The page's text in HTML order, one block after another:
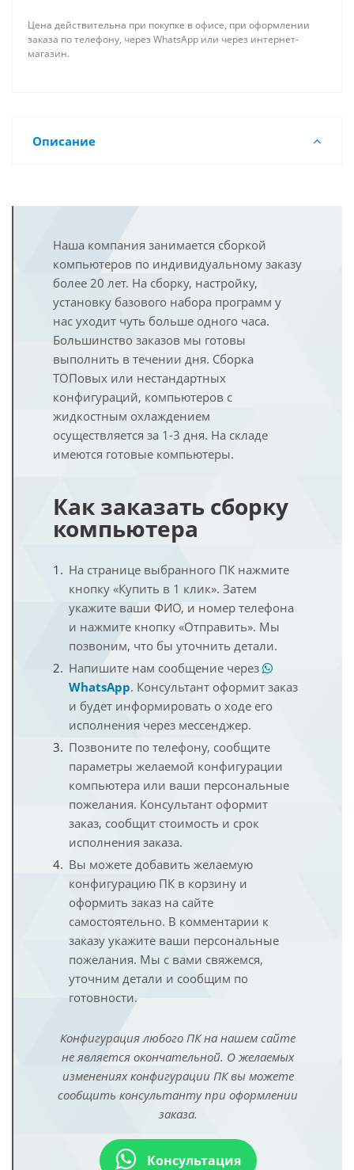
Цена действительна при покупке в офисе, при оформлении
заказа по телефону, через WhatsApp или через интернет-
магазин.
Описание
Наша компания занимается сборкой
компьютеров по индивидуальному заказу
более 20 лет. На сборку, настройку,
установку базового набора программ у
нас уходит чуть больше одного часа.
Большинство заказов мы готовы
выполнить в течении дня. Сборка
ТОПовых или нестандартных
конфигураций, компьютеров с
жидкостным охлаждением
осуществляется за 1-3 дня. На складе
имеются готовые компьютеры.
Как заказать сборку
компьютера
На странице выбранного ПК нажмите
кнопку «Купить в 1 клик». Затем
укажите ваши ФИО, и номер телефона
и нажмите кнопку «Отправить». Мы
позвоним, что бы уточнить детали.
Напишите нам сообщение через
WhatsApp. Консультант оформит заказ
и будет информировать о ходе его
исполнения через мессенджер.
Позвоните по телефону, сообщите
параметры желаемой конфигурации
компьютера или ваши персональные
пожелания. Консультант оформит
заказ, сообщит стоимость и срок
исполнения заказа.
Вы можете добавить желаемую
конфигурацию ПК в корзину и
оформить заказ на сайте
самостоятельно. В комментарии к
заказу укажите ваши персональные
пожелания. Мы с вами свяжемся,
уточним детали и сообщим по
готовности.
Конфигурация любого ПК на нашем сайте
не является окончательной. О желаемых
изменениях конфигурации ПК вы можете
сообщить консультанту при оформлении
заказа.
Консультация